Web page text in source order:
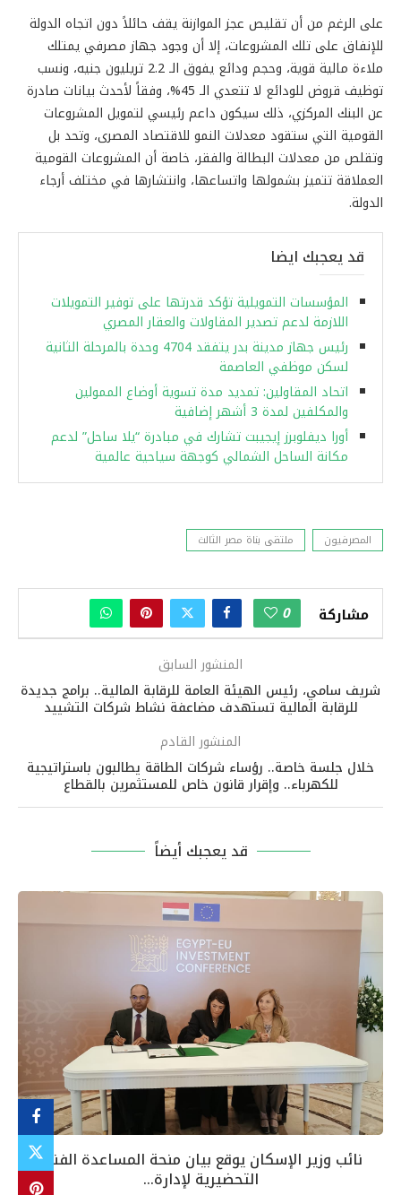
على الرغم من أن تقليص عجز الموازنة يقف حائلاً دون اتجاه الدولة
للإنفاق على تلك المشروعات، إلا أن وجود جهاز مصرفي يمتلك
ملاءة مالية قوية، وحجم ودائع يفوق الـ 2.2 تريليون جنيه، ونسب
توظيف قروض للودائع لا تتعدي الـ 45%، وفقاً لأحدث بيانات صادرة
عن البنك المركزي، ذلك سيكون داعم رئيسي لتمويل المشروعات
القومية التي ستقود معدلات النمو للاقتصاد المصرى، وتحد بل
وتقلص من معدلات البطالة والفقر، خاصة أن المشروعات القومية
العملاقة تتميز بشمولها واتساعها، وانتشارها في مختلف أرجاء
الدولة.
قد يعجبك ايضا
المؤسسات التمويلية تؤكد قدرتها على توفير التمويلات
اللازمة لدعم تصدير المقاولات والعقار المصري
رئيس جهاز مدينة بدر يتفقد 4704 وحدة بالمرحلة الثانية
لسكن موظفي العاصمة
اتحاد المقاولين: تمديد مدة تسوية أوضاع الممولين
والمكلفين لمدة 3 أشهر إضافية
أورا ديفلوبرز إيجيبت تشارك في مبادرة “يلا ساحل” لدعم
مكانة الساحل الشمالي كوجهة سياحية عالمية
المصرفيون ملتقى بناة مصر الثالث
مشاركة 0
المنشور السابق
شريف سامي، رئيس الهيئة العامة للرقابة المالية.. برامج جديدة
للرقابة المالية تستهدف مضاعفة نشاط شركات التشييد
المنشور القادم
خلال جلسة خاصة.. رؤساء شركات الطاقة يطالبون باستراتيجية
للكهرباء.. وإقرار قانون خاص للمستثمرين بالقطاع
قد يعجبك أيضاً
نائب وزير الإسكان يوقع بيان منحة المساعدة الفنية
التحضيرية لإدارة...